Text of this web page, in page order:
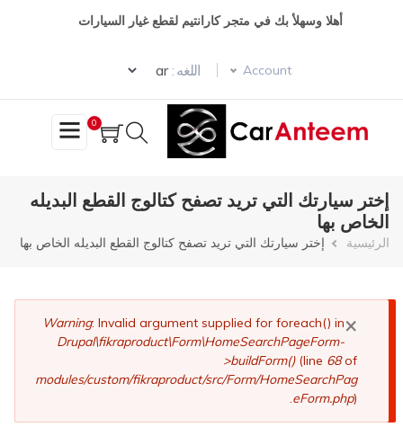
أهلا وسهلأ بك في متجر كارانتيم لقطع غيار السيارات
Account اللغه :
Select your language
0
إختر سيارتك التي تريد تصفح كتالوج القطع البديله
الخاص بها
مسار
الرئيسية إختر سيارتك التي تريد تصفح كتالوج القطع البديله الخاص بها
×
رسالة
الخطأ
Warning: Invalid argument supplied for foreach() in
Drupal\fikraproduct\Form\HomeSearchPageForm-
>buildForm()(line 68of
modules/custom/fikraproduct/src/Form/HomeSearchPag
eForm.php).